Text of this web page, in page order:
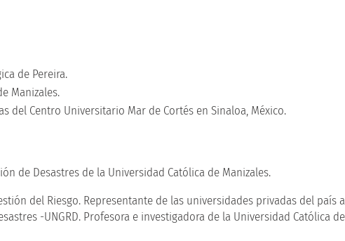
de Pereira.
Manizales.
del Centro Universitario Mar de Cortés en Sinaloa, México.
de Desastres de la Universidad Católica de Manizales.
del Riesgo. Representante de las universidades privadas del país
-UNGRD. Profesora e investigadora de la Universidad Católica